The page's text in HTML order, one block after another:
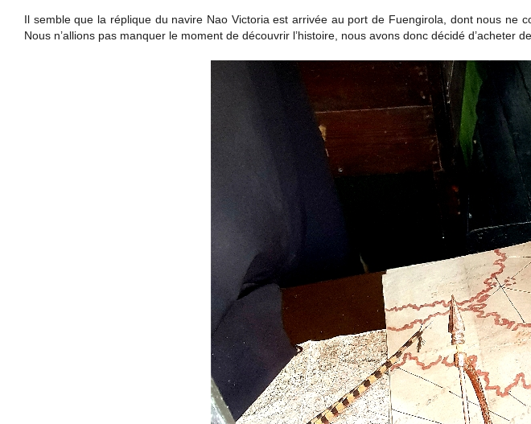
Il semble que la réplique du navire Nao Victoria est arrivée au port de Fuengirola, dont nous ne
Nous n’allions pas manquer le moment de découvrir l’histoire, nous avons donc décidé d’acheter